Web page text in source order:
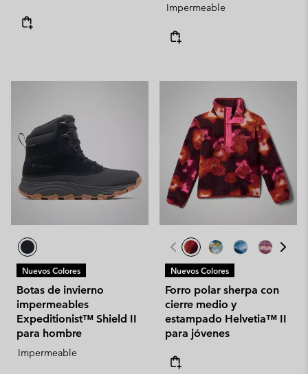
Impermeable
Nuevos Colores
Botas de invierno
impermeables
Expeditionist™ Shield II
para hombre
Impermeable
Nuevos Colores
Forro polar sherpa con
cierre medio y
estampado Helvetia™ II
para jóvenes